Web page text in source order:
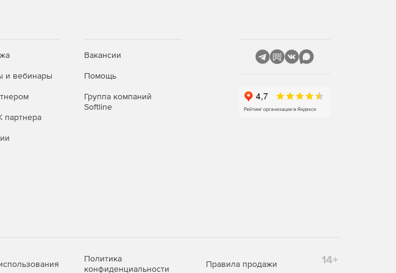
и вебинары
партнера
Вакансии
Помощь
Группа компаний
Softline
Политика
конфиденциальности
Правила продажи 14+